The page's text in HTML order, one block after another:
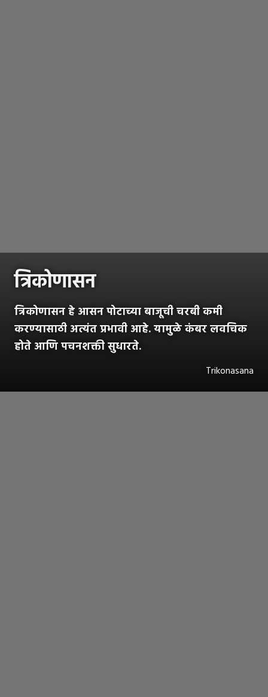
त्रिकोणासन
त्रिकोणासन हे आसन पोटाच्या बाजूची चरबी कमी
करण्यासाठी अत्यंत प्रभावी आहे. यामुळे कंबर लवचिक
होते आणि पचनशक्ती सुधारते.
Trikonasana